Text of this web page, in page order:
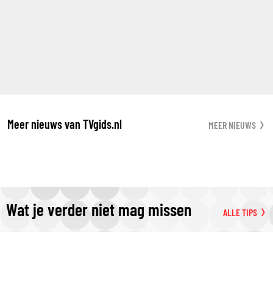
Meer nieuws van TVgids.nl MEER NIEUWS
Wat je verder niet mag missen ALLE TIPS